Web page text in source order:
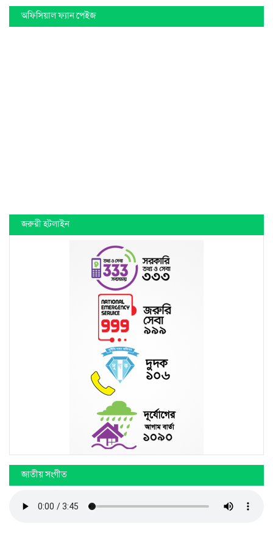
অফিসিয়াল ফ্যান পেইজ
জরুরী হটলাইন
জাতীয় সংগীত